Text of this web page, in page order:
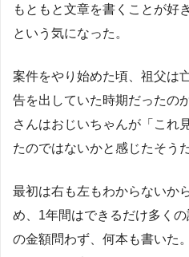
もともと文章を書くことが好
という気になった。
案件をやり始めた頃、祖父は
告を出していた時期だったの
さんはおじいちゃんが「これ
たのではないかと感じたそうだ
最初は右も左もわからないか
め、1年間はできるだけ多く
の金額問わず、何本も書いた